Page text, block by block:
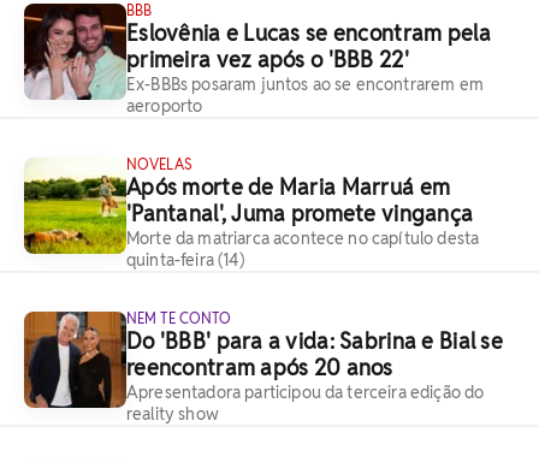
BBB
Eslovênia e Lucas se encontram pela
primeira vez após o 'BBB 22'
Ex-BBBs posaram juntos ao se encontrarem em
aeroporto
NOVELAS
Após morte de Maria Marruá em
'Pantanal', Juma promete vingança
Morte da matriarca acontece no capítulo desta
quinta-feira (14)
NEM TE CONTO
Do 'BBB' para a vida: Sabrina e Bial se
reencontram após 20 anos
Apresentadora participou da terceira edição do
reality show